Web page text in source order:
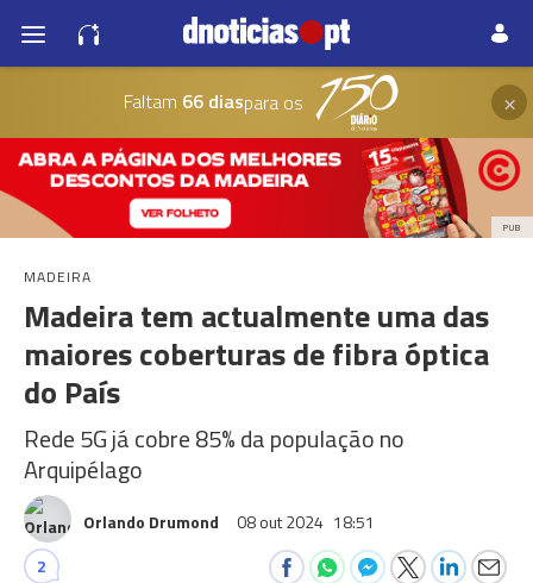
Faltam 66 diaspara os ×
PUB
MADEIRA
Madeira tem actualmente uma das
maiores coberturas de fibra óptica
do País
Rede 5G já cobre 85% da população no
Arquipélago
Orlando Drumond 08 out 2024 18:51
2